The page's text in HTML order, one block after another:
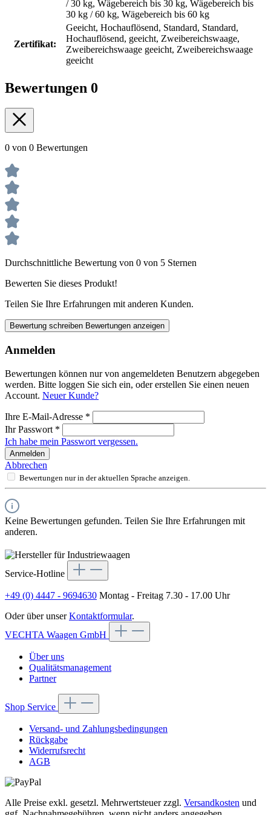
/ 30 kg, Wägebereich bis 30 kg, Wägebereich bis
30 kg / 60 kg, Wägebereich bis 60 kg
Zertifikat:
Geeicht, Hochauflösend, Standard, Standard,
Hochauflösend, geeicht, Zweibereichswaage,
Zweibereichswaage geeicht, Zweibereichswaage
geeicht
Bewertungen 0
0 von 0 Bewertungen
Durchschnittliche Bewertung von 0 von 5 Sternen
Bewerten Sie dieses Produkt!
Teilen Sie Ihre Erfahrungen mit anderen Kunden.
Bewertung schreiben Bewertungen anzeigen
Anmelden
Bewertungen können nur von angemeldeten Benutzern abgegeben
werden. Bitte loggen Sie sich ein, oder erstellen Sie einen neuen
Account. Neuer Kunde?
Ihre E-Mail-Adresse *
Ihr Passwort *
Ich habe mein Passwort vergessen.
Anmelden
Abbrechen
Bewertungen nur in der aktuellen Sprache anzeigen.
Keine Bewertungen gefunden. Teilen Sie Ihre Erfahrungen mit
anderen.
Service-Hotline
+49 (0) 4447 - 9694630 Montag - Freitag 7.30 - 17.00 Uhr
Oder über unserKontaktformular.
VECHTA Waagen GmbH
Über uns
Qualitätsmanagement
Partner
Shop Service
Versand- und Zahlungsbedingungen
Rückgabe
Widerrufsrecht
AGB
Alle Preise exkl. gesetzl. Mehrwertsteuer zzgl. Versandkosten und